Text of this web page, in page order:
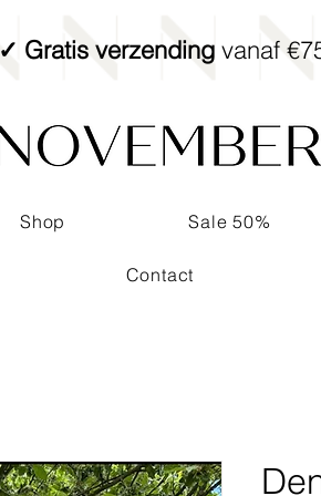
✓ Gratis verzendingvanaf
Shop Sale 50%
Contact